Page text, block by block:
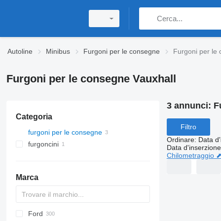
Autoline Minibus Furgoni per le consegne Furgoni per le
Furgoni per le consegne Vauxhall
Categoria
furgoni per le consegne
furgoncini
Marca
Berlingo
Logan
Ram
Doblo
Ford
3 annunci:
Filtro
Ordinare: Data
Data d'inserzione
Chilometraggio ⬈